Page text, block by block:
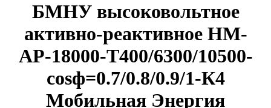
БМНУ высоковольтное
активно-реактивное НМ-
АР-18000-Т400/6300/10500-
cosф=0.7/0.8/0.9/1-К4
Мобильная Энергия